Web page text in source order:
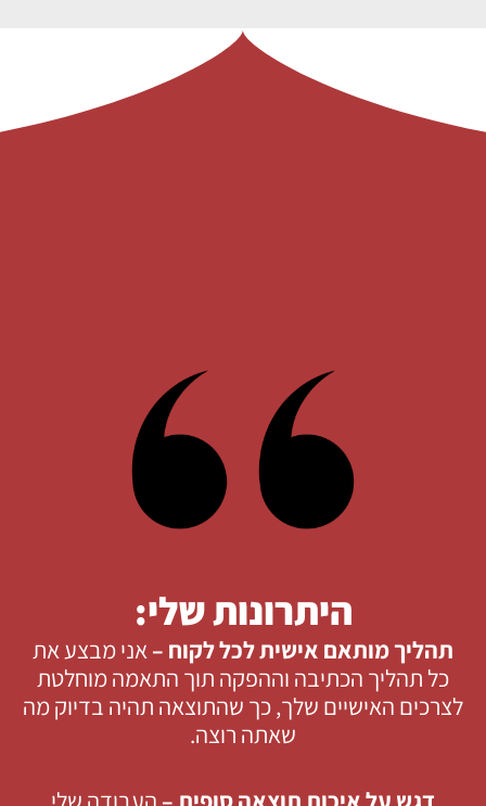
היתרונות שלי:
תהליך מותאם אישית לכל לקוח –אני מבצע את
כל תהליך הכתיבה וההפקה תוך התאמה מוחלטת
לצרכים האישיים שלך, כך שהתוצאה תהיה בדיוק מה
שאתה רוצה.